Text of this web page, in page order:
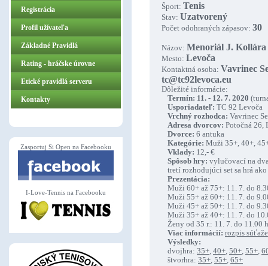
Registrácia
Profil užívateľa
Základné Pravidlá
ZasportujSiOpen.sk
Rating - hráčske úrovne
Etické pravidlá serveru
Kontakty
Zasportuj Si Open na Facebooku
I-Love-Tennis na Facebooku
Šport: Tenis
Stav: Uzatvorený
Počet odohraných zápasov: 30
Názov: Menoriál J. Kollára
Mesto: Levoča
Kontaktná osoba: Vavrinec
tc@tc92levoca.eu
Dôležité informácie:
Termín: 11. - 12. 7. 2020
Usporiadateľ: TC 92 Levoča
Vrchný rozhodca: Vavrinec
Adresa dvorcov: Potočná 26,
Dvorce: 6 antuka
Kategórie: Muži 35+, 40+,
Vklady: 12,- €
Spôsob hry: vylučovací na
tretí rozhodujúci set sa hrá
Prezentácia:
Muži 60+ až 75+: 11. 7. do
Muži 55+ až 60+: 11. 7. do
Muži 45+ až 50+: 11. 7. do
Muži 35+ až 40+: 11. 7. do
Ženy od 35 r.: 11. 7. do 11.00
Viac informácií: rozpis súťaže
Výsledky:
dvojhra: 35+, 40+, 50+, 55+,
štvorhra: 35+, 55+, 65+